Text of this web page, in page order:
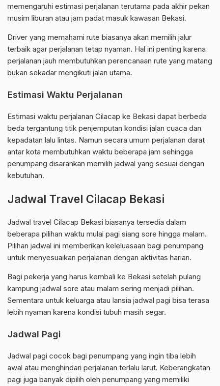
memengaruhi estimasi perjalanan terutama pada akhir pekan
musim liburan atau jam padat masuk kawasan Bekasi.
Driver yang memahami rute biasanya akan memilih jalur
terbaik agar perjalanan tetap nyaman. Hal ini penting karena
perjalanan jauh membutuhkan perencanaan rute yang matang
bukan sekadar mengikuti jalan utama.
Estimasi Waktu Perjalanan
Estimasi waktu perjalanan Cilacap ke Bekasi dapat berbeda
beda tergantung titik penjemputan kondisi jalan cuaca dan
kepadatan lalu lintas. Namun secara umum perjalanan darat
antar kota membutuhkan waktu beberapa jam sehingga
penumpang disarankan memilih jadwal yang sesuai dengan
kebutuhan.
Jadwal Travel Cilacap Bekasi
Jadwal travel Cilacap Bekasi biasanya tersedia dalam
beberapa pilihan waktu mulai pagi siang sore hingga malam.
Pilihan jadwal ini memberikan keleluasaan bagi penumpang
untuk menyesuaikan perjalanan dengan aktivitas harian.
Bagi pekerja yang harus kembali ke Bekasi setelah pulang
kampung jadwal sore atau malam sering menjadi pilihan.
Sementara untuk keluarga atau lansia jadwal pagi bisa terasa
lebih nyaman karena kondisi tubuh masih segar.
Jadwal Pagi
Jadwal pagi cocok bagi penumpang yang ingin tiba lebih
awal atau menghindari perjalanan terlalu larut. Keberangkatan
pagi juga banyak dipilih oleh penumpang yang memiliki